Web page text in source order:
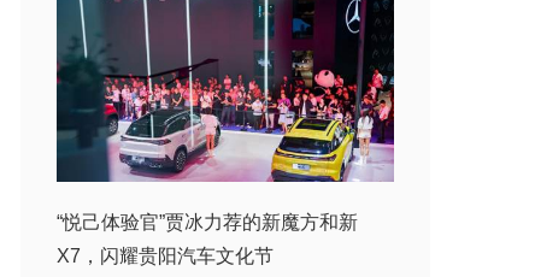
“悦己体验官”贾冰力荐的新魔方和新
X7，闪耀贵阳汽车文化节